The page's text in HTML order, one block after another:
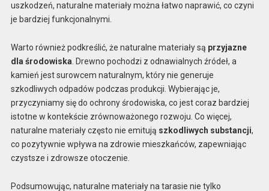
uszkodzeń, naturalne materiały można łatwo naprawić, co czyni
je bardziej funkcjonalnymi.
Warto również podkreślić, że naturalne materiały są przyjazne
dla środowiska . Drewno pochodzi z odnawialnych źródeł, a
kamień jest surowcem naturalnym, który nie generuje
szkodliwych odpadów podczas produkcji. Wybierając je,
przyczyniamy się do ochrony środowiska, co jest coraz bardziej
istotne w kontekście zrównoważonego rozwoju. Co więcej,
naturalne materiały często nie emitują szkodliwych substancji,
co pozytywnie wpływa na zdrowie mieszkańców, zapewniając
czystsze i zdrowsze otoczenie.
Podsumowując, naturalne materiały na tarasie nie tylko